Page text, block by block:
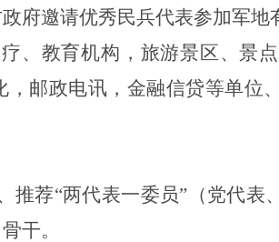
府邀请优秀民兵代表参加军地
、教育机构，旅游景区、景
邮政电讯，金融信贷等单位
推荐“两代表一委员” （党代表
骨干。